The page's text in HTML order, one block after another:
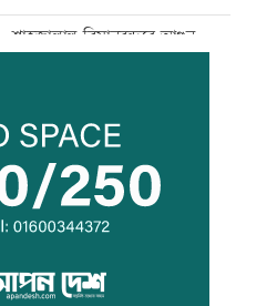
শাহজালাল বিমানবন্দরে আগুন,
গ্রিস উপকূলে দুই শতাধিক
অভিবাসী উদ্ধার, অধিকাংশ
বাংলাদেশি